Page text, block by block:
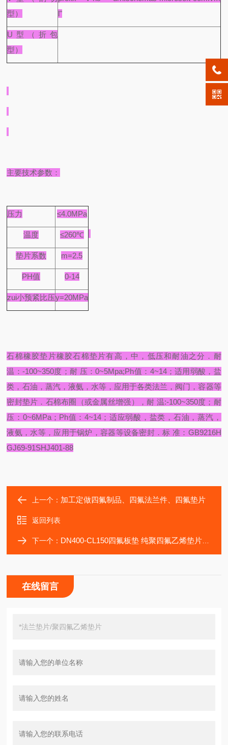
型）
l"
U型（折包
型）
主要技术参数：
压力 ≤4.0MPa
温度 ≤260℃
垫片系数 m=2.5
PH值 0-14
zui小预紧比压y=20MPa
石棉橡胶垫片橡胶石棉垫片有高，中，低压和耐油之分．耐
温：-100~350度；耐 压：0~5Mpa;Ph值：4~14；适用弱酸，盐
类，石油，蒸汽，液氨，水等，应用于各类法兰，阀门，容器等
密封垫片．石棉布圈（或金属丝增强），耐 温:-100~350度；耐
压：0~6MPa；Ph值：4~14；适应弱酸，盐类，石油，蒸汽，
液氨，水等，应用于锅炉，容器等设备密封．标 准：GB9216H
GJ69-91SHJ401-88
上一个： 加工定做四氟制品、四氟法兰件、四氟垫片
返回列表
下一个： DN400-CL150四氟板垫 纯聚四氟乙烯垫片板厂家
在线留言